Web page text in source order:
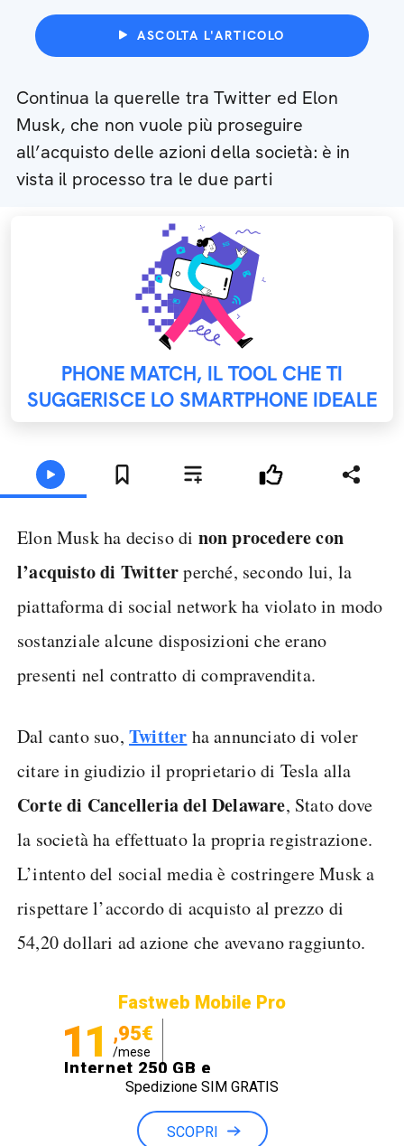
ASCOLTA L'ARTICOLO
Continua la querelle tra Twitter ed Elon
Musk, che non vuole più proseguire
all’acquisto delle azioni della società: è in
vista il processo tra le due parti
PHONE MATCH, IL TOOL CHE TI
SUGGERISCE LO SMARTPHONE IDEALE
Elon Musk ha deciso di non procedere con
l’acquisto di Twitterperché, secondo lui, la
piattaforma di social network ha violato in modo
sostanziale alcune disposizioni che erano
presenti nel contratto di compravendita.
Dal canto suo, Twitter ha annunciato di voler
citare in giudizio il proprietario di Tesla alla
Corte di Cancelleria del Delaware, Stato dove
la società ha effettuato la propria registrazione.
L’intento del social media è costringere Musk a
rispettare l’accordo di acquisto al prezzo di
54,20 dollari ad azione che avevano raggiunto.
Fastweb Mobile Pro
11 ,95€
/mese
Internet 250 GB e
Minuti illimitati
Spedizione SIM GRATIS
SCOPRI